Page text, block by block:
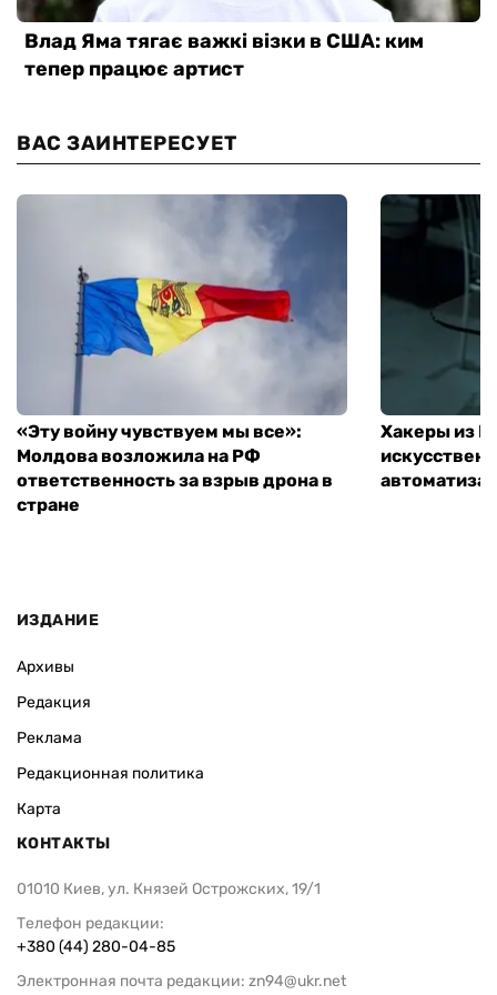
ВАС ЗАИНТЕРЕСУЕТ
«Эту войну чувствуем мы все»:
Молдова возложила на РФ
ответственность за взрыв дрона в
стране
Хакеры из
ИЗДАНИЕ
Архивы
Редакция
Реклама
Редакционная политика
Карта
КОНТАКТЫ
01010 Киев, ул. Князей Острожских, 19/1
Телефон редакции:
+380 (44) 280-04-85
Электронная почта редакции: zn94@ukr.net